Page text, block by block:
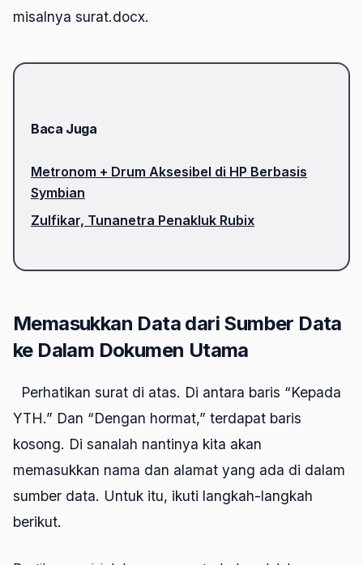
misalnya surat.docx.
Baca Juga
Metronom + Drum Aksesibel di HP Berbasis
Symbian
Zulfikar, Tunanetra Penakluk Rubix
Memasukkan Data dari Sumber Data
ke Dalam Dokumen Utama
Perhatikan surat di atas. Di antara baris “Kepada
YTH.” Dan “Dengan hormat,” terdapat baris
kosong. Di sanalah nantinya kita akan
memasukkan nama dan alamat yang ada di dalam
sumber data. Untuk itu, ikuti langkah-langkah
berikut.